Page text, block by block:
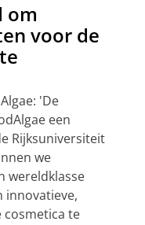
om
voor de
'De
een
Rijksuniversiteit
we
wereldklasse
innovatieve,
te